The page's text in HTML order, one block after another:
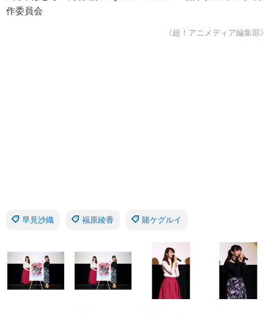
作委員会
《超！アニメディア編集部》
早見沙織 福原綾香 賭ケグルイ